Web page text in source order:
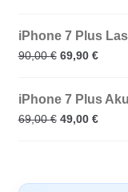
iPhone 7 Plus
90,00€ 69,90 €
iPhone 7 Plus
69,00€ 49,00 €